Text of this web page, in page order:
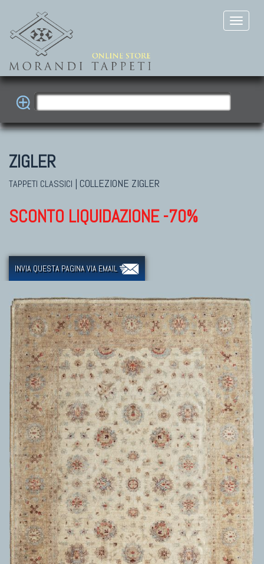
ZIGLER
TAPPETI CLASSICI | COLLEZIONE ZIGLER
SCONTO LIQUIDAZIONE -70%
INVIA QUESTA PAGINA VIA EMAIL